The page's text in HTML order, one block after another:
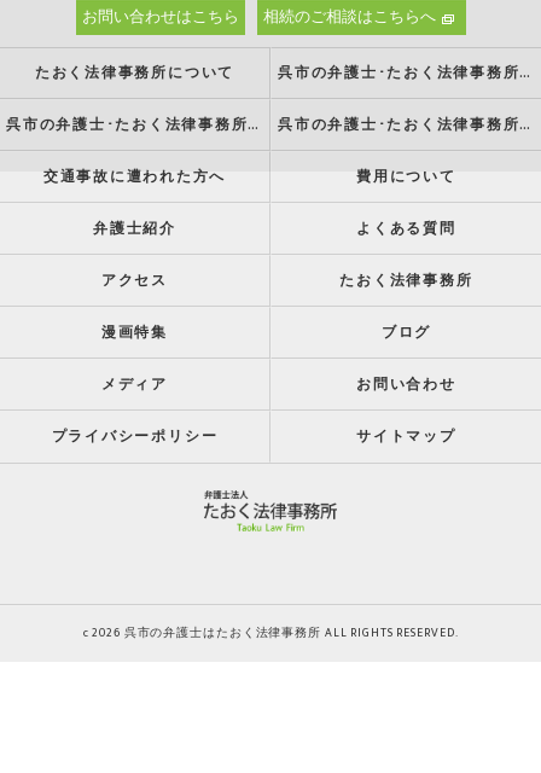
お問い合わせはこちら 相続のご相談はこちらへ
たおく法律事務所について 呉市の弁護士･たおく法律事務所の強み
呉市の弁護士･たおく法律事務所の特徴 呉市の弁護士･たおく法律事務所の方針
交通事故に遭われた方へ 費用について
弁護士紹介 よくある質問
アクセス たおく法律事務所
漫画特集 ブログ
メディア お問い合わせ
プライバシーポリシー サイトマップ
c 2026 呉市の弁護士はたおく法律事務所 ALL RIGHTS RESERVED.